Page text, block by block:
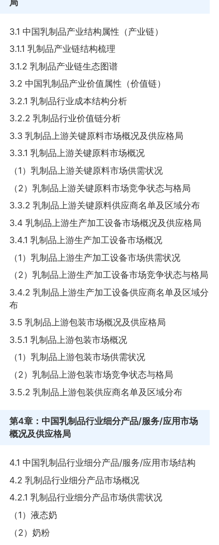
局
3.1 中国乳制品产业结构属性（产业链）
3.1.1 乳制品产业链结构梳理
3.1.2 乳制品产业链生态图谱
3.2 中国乳制品产业价值属性（价值链）
3.2.1 乳制品行业成本结构分析
3.2.2 乳制品行业价值链分析
3.3 乳制品上游关键原料市场概况及供应格局
3.3.1 乳制品上游关键原料市场概况
（1）乳制品上游关键原料市场供需状况
（2）乳制品上游关键原料市场竞争状态与格局
3.3.2 乳制品上游关键原料供应商名单及区域分布
3.4 乳制品上游生产加工设备市场概况及供应格局
3.4.1 乳制品上游生产加工设备市场概况
（1）乳制品上游生产加工设备市场供需状况
（2）乳制品上游生产加工设备市场竞争状态与格局
3.4.2 乳制品上游生产加工设备供应商名单及区域分
布
3.5 乳制品上游包装市场概况及供应格局
3.5.1 乳制品上游包装市场概况
（1）乳制品上游包装市场供需状况
（2）乳制品上游包装市场竞争状态与格局
3.5.2 乳制品上游包装供应商名单及区域分布
第4章 ：中国乳制品行业细分产品/服务/应用市场
概况及供应格局
4.1 中国乳制品行业细分产品/服务/应用市场结构
4.2 乳制品行业细分产品市场概况
4.2.1 乳制品行业细分产品市场供需状况
（1）液态奶
（2）奶粉